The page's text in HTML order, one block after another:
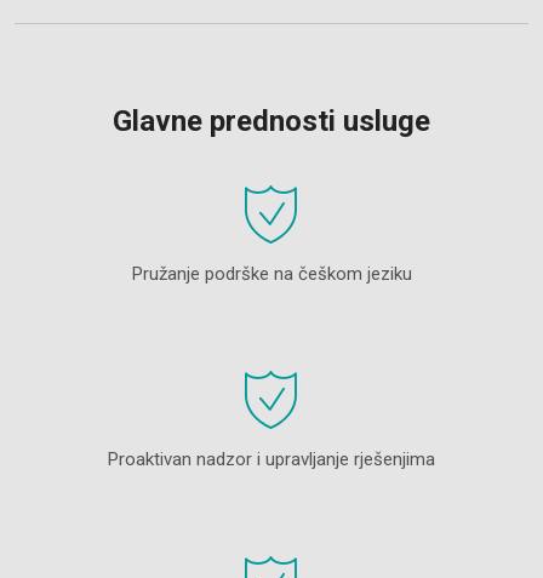
Glavne prednosti usluge
Pružanje podrške na češkom jeziku
Proaktivan nadzor i upravljanje rješenjima